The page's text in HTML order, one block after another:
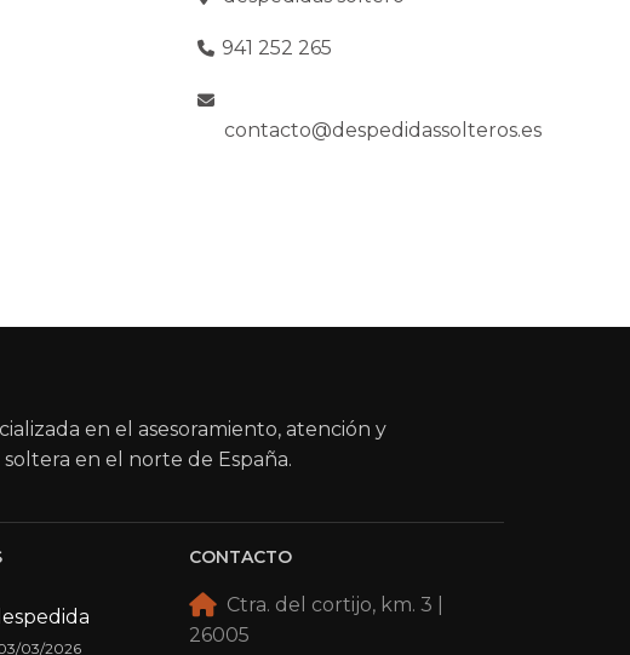
941 252 265
contacto@despedidassolteros.es
en el asesoramiento, atención y
en el norte de España.
03/2026
CONTACTO
Ctra. del cortijo, km. 3 |
26005